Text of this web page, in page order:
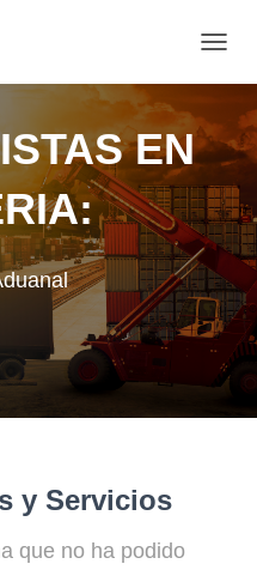
A
B
I
R
M
O
O
D
E
N
A
EN
y Servicios
que no ha podido